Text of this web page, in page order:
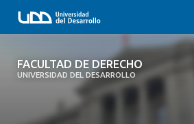
FACULTAD DE DERECHO
UNIVERSIDAD DEL DESARROLLO
FACULTAD DE DERECHO